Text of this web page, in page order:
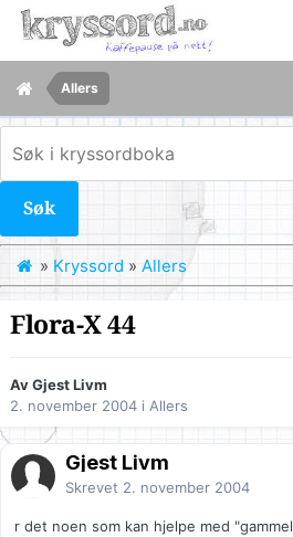
Allers
Søk
» Kryssord » Allers
Flora-X 44
Av Gjest Livm
2. november 2004 i Allers
Gjest Livm
Skrevet 2. november 2004
r det noen som kan hjelpe med